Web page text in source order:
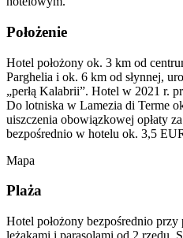
Położenie
Hotel położony ok. 3 km od
Parghelia i ok. 6 km od słynnej,
„perłą Kalabrii”. Hotel w 2021 r.
Do lotniska w Lamezia di Terme
uiszczenia obowiązkowej opłaty
bezpośrednio w hotelu ok. 3,5
Mapa
Plaża
Hotel położony bezpośrednio przy
leżakami i parasolami od 2 rzędu.